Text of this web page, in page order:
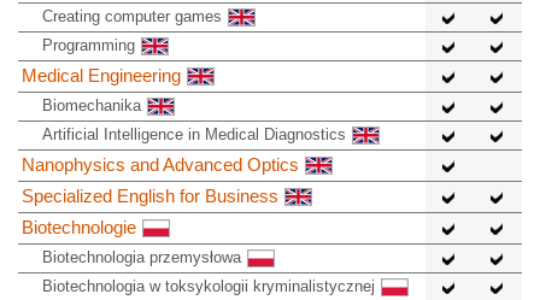
Creating computer games
Programming
Medical Engineering
Biomechanika
Artificial Intelligence in Medical Diagnostics
Nanophysics and Advanced Optics
Specialized English for Business
Biotechnologie
Biotechnologia przemysłowa
Biotechnologia w toksykologii kryminalistycznej